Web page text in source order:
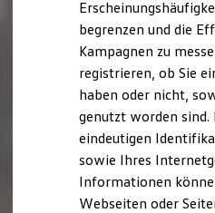
myVolkswagen
myVolkswagen
Elektrisch & Autonom
Elektro - &
Unser Ansatz
Reichweite &
Ladelösungen
Ladelösungen
Wallbox und
begrenzen und die
Kampagnen zu
registrieren, ob Sie
haben oder nicht,
genutzt worden
eindeutigen
sowie Ihres
Informationen
Webseiten oder